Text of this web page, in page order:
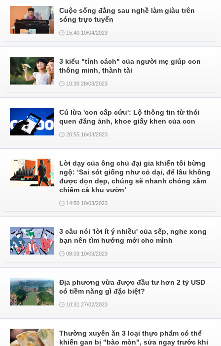
Cuộc sống đằng sau nghề làm giàu trên
sóng trực tuyến
15:40 10/04/2023
3 kiểu "tính cách" của người mẹ giúp con
thông minh, thành tài
10:30 28/03/2023
Cú lừa 'con cấp cứu': Lộ thông tin từ thói
quen đăng ảnh, khoe giấy khen của con
20:55 16/03/2023
Lời dạy của ông chủ đại gia khiến tôi bừng
ngộ: ‘Sai sót giống như cỏ dại, để lâu không
được dọn dẹp, chúng sẽ nhanh chóng xâm
chiếm cả khu vườn’
14:50 10/03/2023
3 câu nói 'lời ít ý nhiều' của sếp, nghe xong
bạn nên tìm hướng mới cho mình
08:03 10/03/2023
Địa phương vừa được đầu tư hơn 2 tỷ USD
có tiềm năng gì đặc biệt?
10:31 27/02/2023
Thường xuyên ăn 3 loại thực phẩm có thể
khiến gan bị "bào mòn", sửa ngay trước khi